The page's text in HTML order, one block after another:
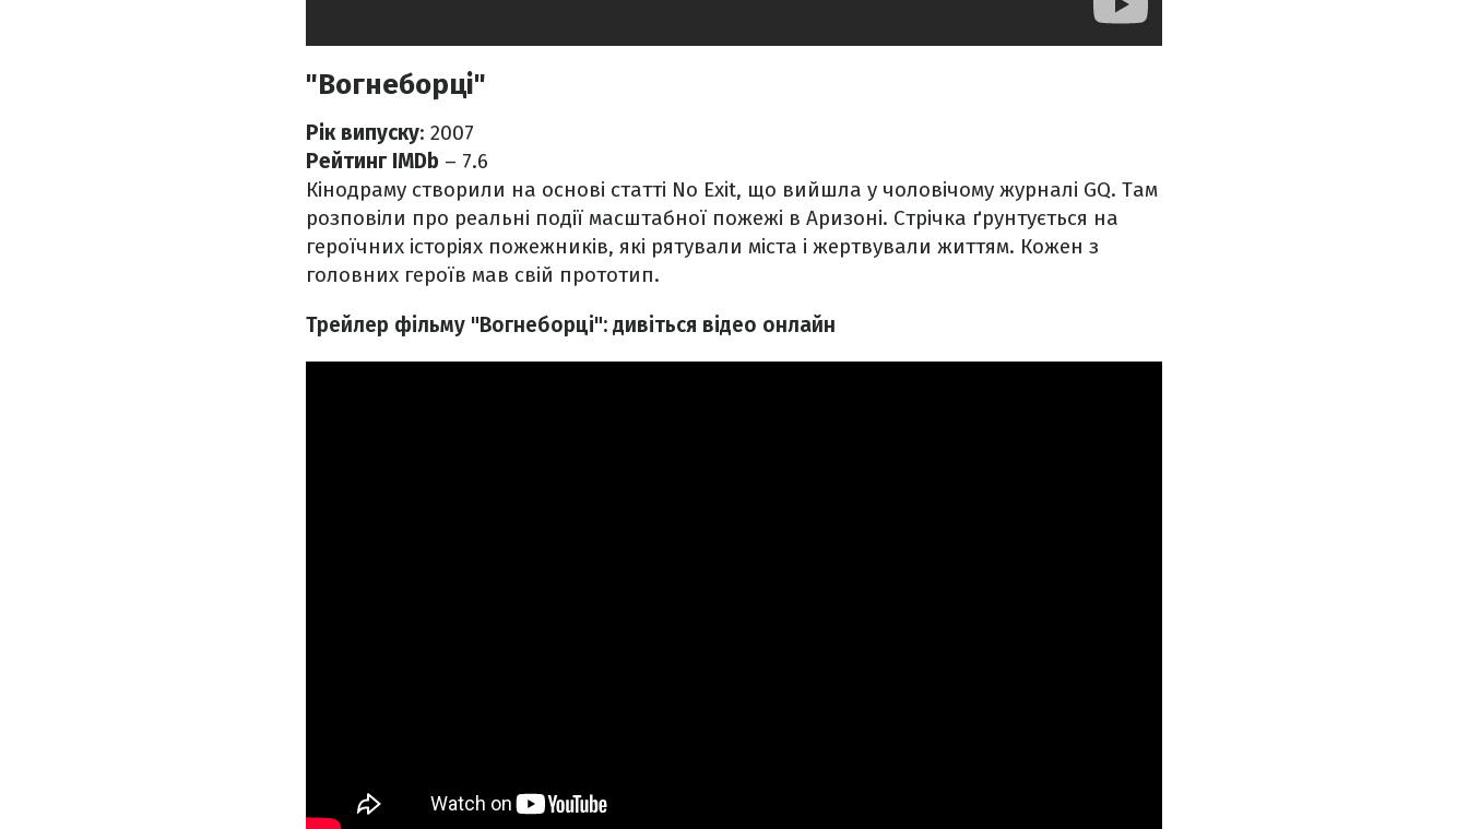
"Вогнеборці"
Рік випуску: 2007
Рейтинг IMDb – 7.6
Кінодраму створили на основі статті No Exit, що вийшла у чоловічому журналі GQ. Там
розповіли про реальні події масштабної пожежі в Аризоні. Стрічка ґрунтується на
героїчних історіях пожежників, які рятували міста і жертвували життям. Кожен з
головних героїв мав свій прототип.
Трейлер фільму "Вогнеборці": дивіться відео онлайн